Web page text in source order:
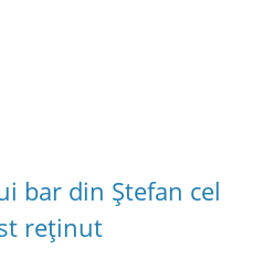
bar din Ștefan cel
reținut